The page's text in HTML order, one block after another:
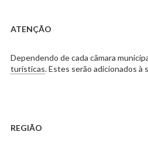
ATENÇÃO
Dependendo de cada câmara
turísticas. Estes serão adicionados à
REGIÃO